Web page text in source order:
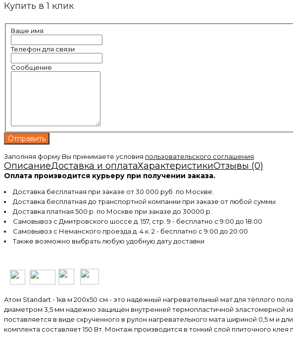
Купить в 1 клик
Ваше имя
Телефон для связи
Сообщение
Заполняя форму Вы принимаете условия пользовательского соглашения
ОписаниеДоставка и оплатаХарактеристикиОтзывы (0)
Оплата производится курьеру при получении заказа.
Доставка бесплатная при заказе от 30 000 руб. по Москве.
Доставка бесплатная до транспортной компании при заказе от любой суммы
Доставка платная 500 р. по Москве при заказе до 30000 р.
Самовывоз с Дмитровского шоссе д. 157, стр. 9 - бесплатно с 9:00 до 18:00
Самовывоз с Неманского проезда д. 4 к. 2 - бесплатно с 9:00 до 20:00
Также возможно выбрать любую удобную дату доставки
Атом Standart - 1кв.м 200х50 см - это надёжный нагревательный мат для тёплого
диаметром 3,5 мм надежно защищен внутренней термопластичной эластомерной
поставляется в виде скрученного в рулон нагревательного мата шириной 0,5 м
комплекта составляет 150 Вт. Монтаж производится в тонкий слой плиточного